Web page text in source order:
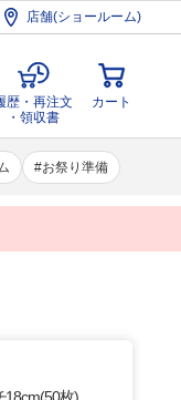
店舗(ショールーム)
歴・再注文
・領収書
カート
お祭り準備
履歴・再注文
・領収書
カート